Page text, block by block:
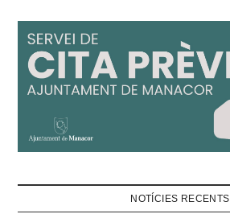
NOTÍCIES RECENTS